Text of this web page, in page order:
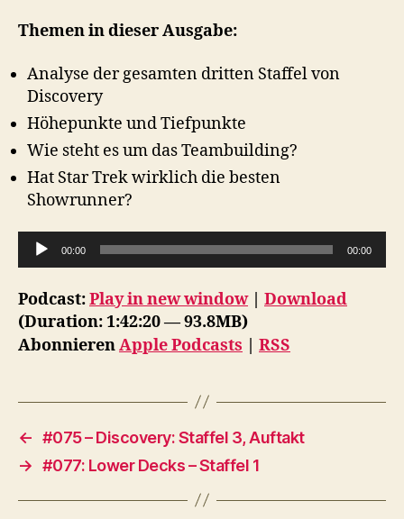
Themen in dieser Ausgabe:
Analyse der gesamten dritten Staffel von
Discovery
Höhepunkte und Tiefpunkte
Wie steht es um das Teambuilding?
Hat Star Trek wirklich die besten
Showrunner?
u
d
i
o
a
y
00:00 00:00
Podcast:Play in new window| Download
(Duration: 1:42:20 — 93.8MB)
AbonnierenApple Podcasts | RSS
← #075 – Discovery: Staffel 3, Auftakt
→ #077: Lower Decks – Staffel 1